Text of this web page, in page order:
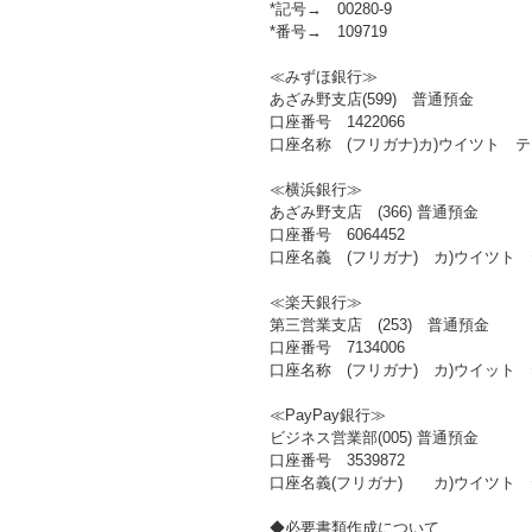
*記号→ 00280-9
*番号→ 109719
≪みずほ銀行≫
あざみ野支店(599) 普通預金
口座番号 1422066
口座名称 (フリガナ)カ)ウイツト テ
≪横浜銀行≫
あざみ野支店 (366) 普通預金
口座番号 6064452
口座名義 (フリガナ) カ)ウイツト
≪楽天銀行≫
第三営業支店 (253) 普通預金
口座番号 7134006
口座名称 (フリガナ) カ)ウイット
≪PayPay銀行≫
ビジネス営業部(005) 普通預金
口座番号 3539872
口座名義(フリガナ) カ)ウイツト
◆必要書類作成について